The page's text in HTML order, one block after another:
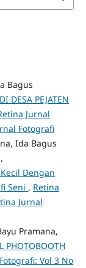
Bagus
DESA PEJATEN
Jurnal
Fotografi
Ida Bagus
Dengan
Seni , Retina
Jurnal
Pramana,
PHOTOBOOTH
Vol 3 No